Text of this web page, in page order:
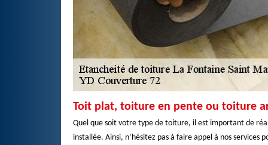
Toit plat, toiture en pente ou toiture
Quel que soit votre type de toiture, il est important de
installée. Ainsi, n’hésitez pas à faire appel à nos